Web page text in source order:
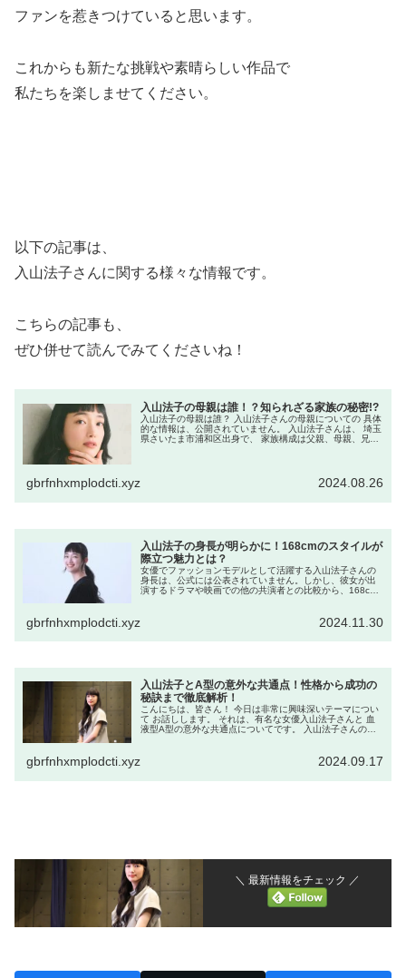
ファンを惹きつけていると思います。
これからも新たな挑戦や素晴らしい作品で
私たちを楽しませてください。
以下の記事は、
入山法子さんに関する様々な情報です。
こちらの記事も、
ぜひ併せて読んでみてくださいね！
入山法子の母親は誰！？知られざる家族の秘密!?
入山法子の母親は誰？ 入山法子さんの母親についての 具体
的な情報は、公開されていません。 入山法子さんは、 埼玉
県さいたま市浦和区出身で、 家族構成は父親、母親、兄の
gbrfnhxmplodcti.xyz 2024.08.26
入山法子の身長が明らかに！168cmのスタイルが
際立つ魅力とは？
女優でファッションモデルとして活躍する入山法子さんの
身長は、公式には公表されていません。しかし、彼女が出
演するドラマや映画での他の共演者との比較から、168cm
gbrfnhxmplodcti.xyz 2024.11.30
入山法子とA型の意外な共通点！性格から成功の
秘訣まで徹底解析！
こんにちは、皆さん！ 今日は非常に興味深いテーマについ
て お話しします。 それは、有名な女優入山法子さんと 血
液型A型の意外な共通点についてです。 入山法子さんのキ
gbrfnhxmplodcti.xyz 2024.09.17
＼ 最新情報をチェック ／